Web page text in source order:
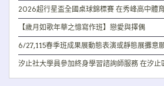
2026超行星盃全國桌球錦標賽 在秀峰高中體
【歲月如歌年華之憶寫作班】戀愛與擇偶
6/27,115春季班成果展動態表演或靜態展攤意
汐止社大學員參加終身學習諮詢師服務 在汐止